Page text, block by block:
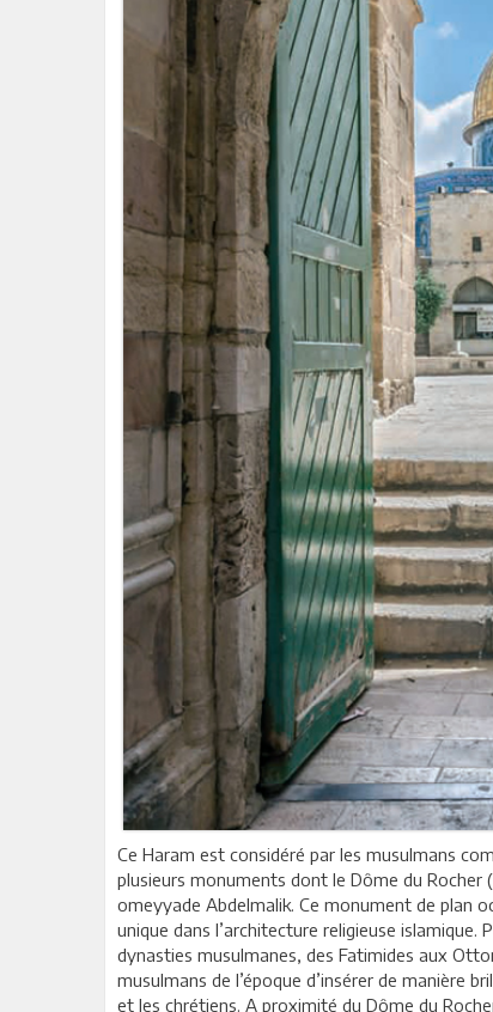
Ce Haram est considéré par les musulmans
plusieurs monuments dont le Dôme du
omeyyade Abdelmalik. Ce monument de plan
unique dans l’architecture religieuse
dynasties musulmanes, des Fatimides aux
musulmans de l’époque d’insérer de manière
et les chrétiens. A proximité du Dôme du